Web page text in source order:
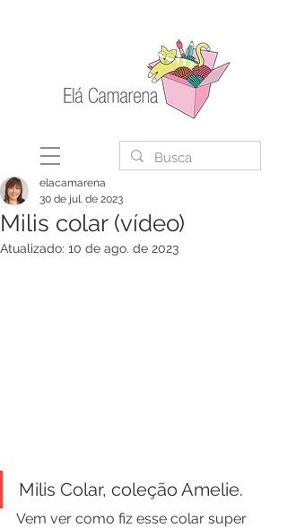
Milis colar (vídeo)
elacamarena
30 de jul. de 2023
Atualizado: 10 de ago. de 2023
Milis Colar, coleção Amelie.
Vem ver como fiz esse colar super